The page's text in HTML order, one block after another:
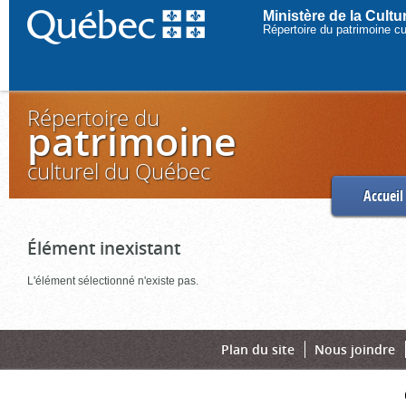
Ministère de la
Répertoire du patrimoine
Répertoire du
patrimoine
culturel du Québec
Accueil
Élément inexistant
L'élément sélectionné n'existe pas.
Plan du site Nous joindre